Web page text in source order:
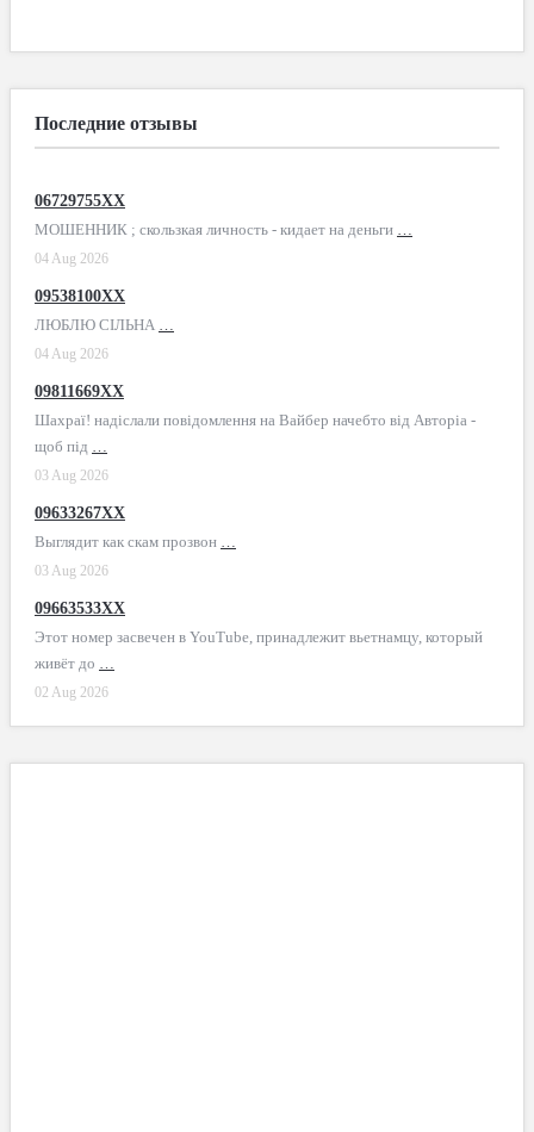
Последние отзывы
06729755XX
МОШЕННИК ; скользкая личность - кидает на деньги …
04 Aug 2026
09538100XX
ЛЮБЛЮ СІЛЬНА …
04 Aug 2026
09811669XX
Шахраї! надіслали повідомлення на Вайбер начебто від Авторіа -
щоб під …
03 Aug 2026
09633267XX
Выглядит как скам прозвон …
03 Aug 2026
09663533XX
Этот номер засвечен в YouTube, принадлежит вьетнамцу, который
живёт до …
02 Aug 2026